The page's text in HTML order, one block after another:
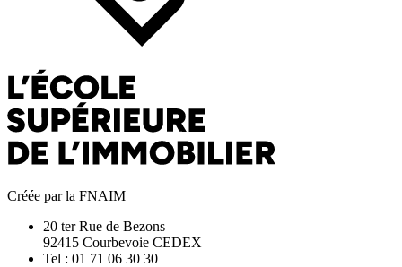
Créée par la FNAIM
20 ter Rue de Bezons
92415 Courbevoie CEDEX
Tel : 01 71 06 30 30